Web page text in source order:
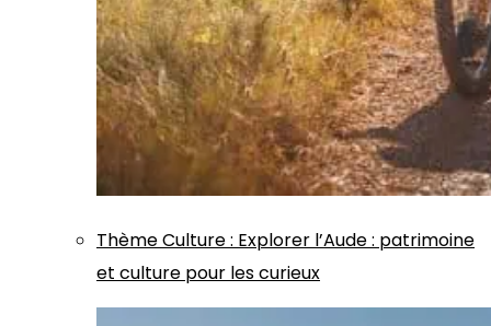
ThèmeCulture: Explorer l’Aude : patrimoine
et culture pour les curieux